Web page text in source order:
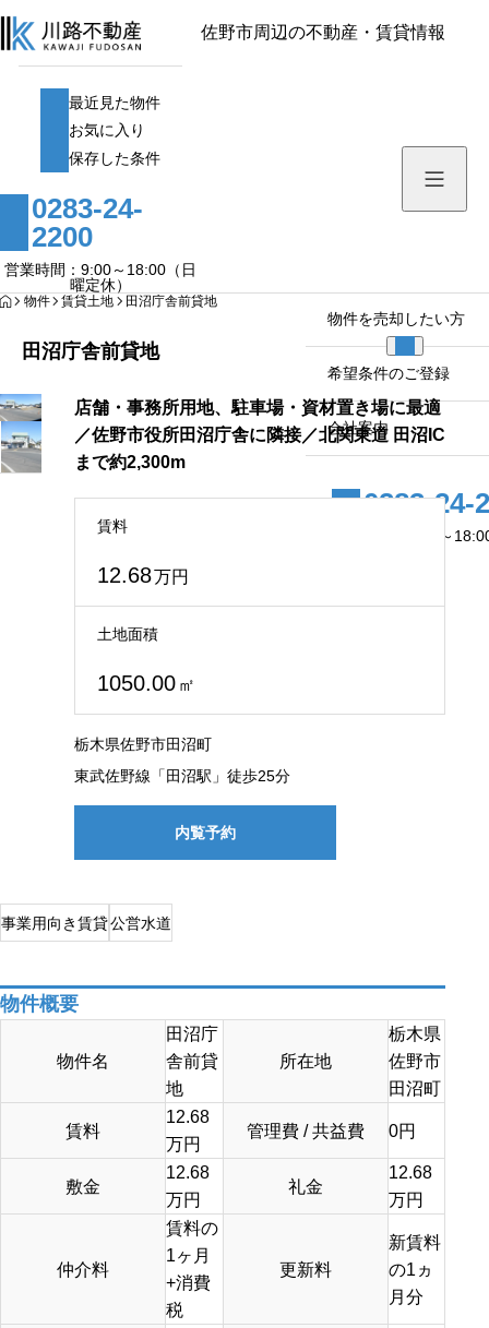
保存した条件
家探し・活用の豆知識
物件を売却したい方
希望条件のご登録
会社案内
0283-24-
営業時間：9:00～
佐野市周辺の不動産・賃貸情報
最近見た物件
お気に入り
保存した条件
0283-24-
2200
営業時間：9:00～18:00（日
曜定休）
HOME
物件 賃貸土地 田沼庁舎前貸地
田沼庁舎前貸地
店舗・事務所用地、駐車場・資材置き場に最適
／佐野市役所田沼庁舎に隣接／北関東道 田沼IC
まで約2,300m
賃料
12.68万円
土地面積
1050.00 ㎡
栃木県佐野市田沼町
東武佐野線「田沼駅」徒歩25分
内覧予約
事業用向き賃貸公営水道
物件概要
物件名
田沼庁
舎前貸
地
所在地
栃木県
佐野市
田沼町
賃料
12.68
万円
管理費 / 共益費 0円
敷金
12.68
万円
礼金
12.68
万円
仲介料
賃料の
1ヶ月
+消費
税
更新料
新賃料
の1ヵ
月分